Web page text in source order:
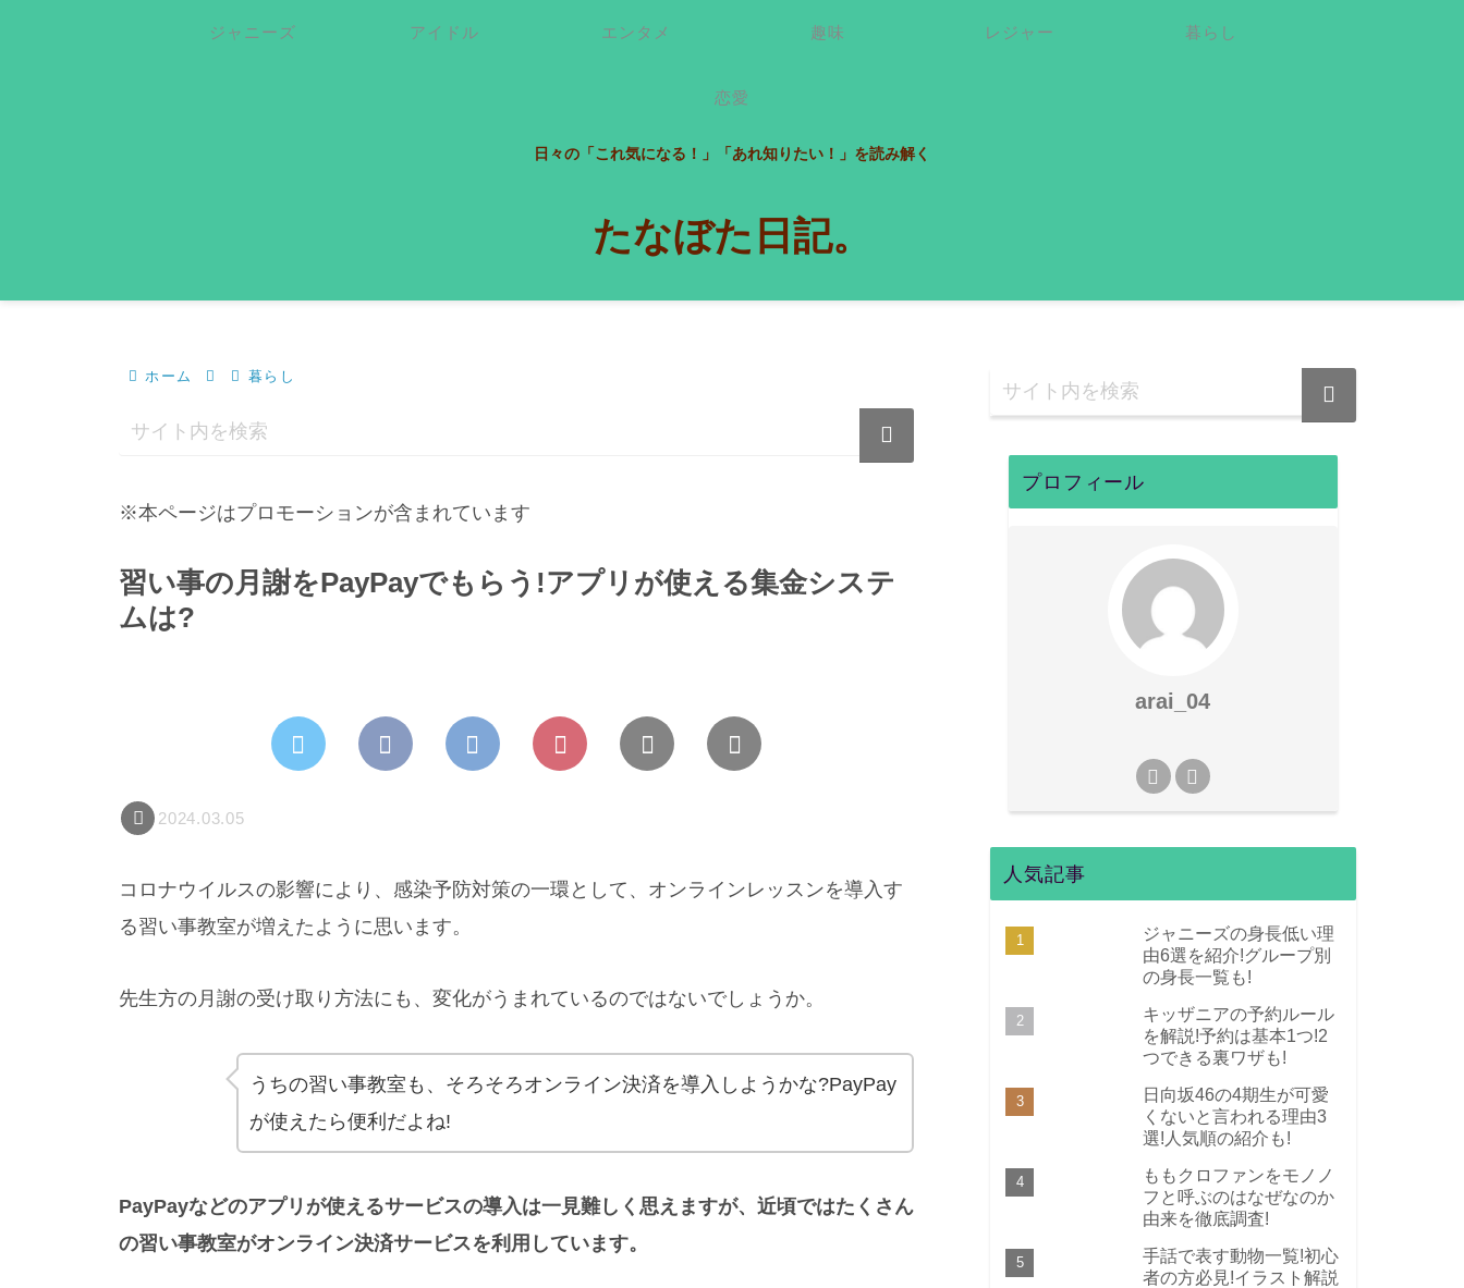
日々の「これ気になる！」「あれ知りたい！」を読み解く
たなぼた日記。
ジャニーズ アイドル エンタメ 趣味 レジャー 暮らし
恋愛
ホーム 暮らし
※本ページはプロモーションが含まれています
習い事の月謝をPayPayでもらう!アプリが使える集金システ
ムは?
2024.03.05
コロナウイルスの影響により、感染予防対策の一環として、オンラインレッスンを導入す
る習い事教室が増えたように思います。
先生方の月謝の受け取り方法にも、変化がうまれているのではないでしょうか。
うちの習い事教室も、そろそろオンライン決済を導入しようかな?PayPay
が使えたら便利だよね!
PayPayなどのアプリが使えるサービスの導入は一見難しく思えますが、近頃ではたくさん
の習い事教室がオンライン決済サービスを利用しています。
プロフィール
arai_04
人気記事
ジャニーズの身長低い理
由6選を紹介!グループ別
の身長一覧も!
キッザニアの予約ルール
を解説!予約は基本1つ!2
つできる裏ワザも!
日向坂46の4期生が可愛
くないと言われる理由3
選!人気順の紹介も!
ももクロファンをモノノ
フと呼ぶのはなぜなのか
由来を徹底調査!
手話で表す動物一覧!初心
者の方必見!イラスト解説